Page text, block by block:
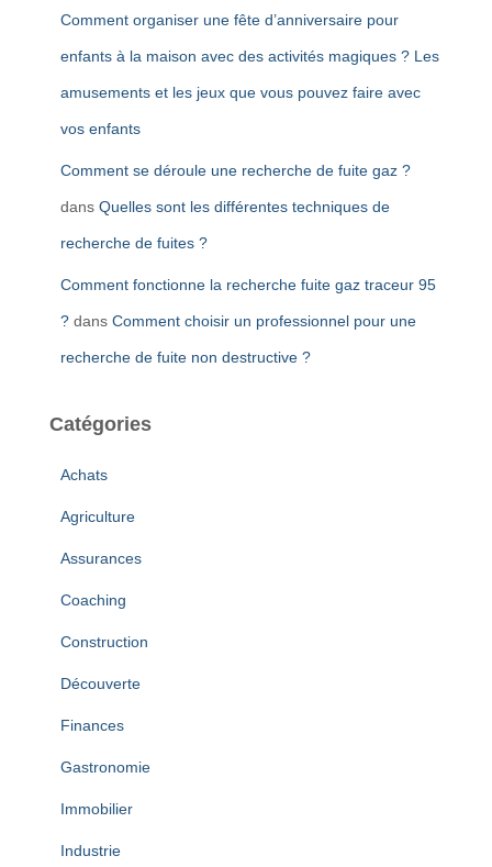
Comment organiser une fête d’anniversaire pour
enfants à la maison avec des activités magiques ? Les
amusements et les jeux que vous pouvez faire avec
vos enfants
Comment se déroule une recherche de fuite gaz ?
dans Quelles sont les différentes techniques de
recherche de fuites ?
Comment fonctionne la recherche fuite gaz traceur 95
? dans Comment choisir un professionnel pour une
recherche de fuite non destructive ?
Catégories
Achats
Agriculture
Assurances
Coaching
Construction
Découverte
Finances
Gastronomie
Immobilier
Industrie